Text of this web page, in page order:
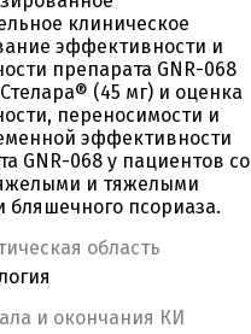
клиническое
эффективности и
препарата GNR-068
(45 мг) и оценка
переносимости и
эффективности
GNR-068 у пациентов со
и тяжелыми
псориаза.
область
и окончания КИ